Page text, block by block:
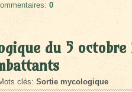
0
du 5
clés: Sortie mycologique